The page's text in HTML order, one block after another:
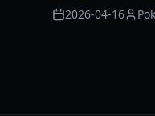
2026-04-16